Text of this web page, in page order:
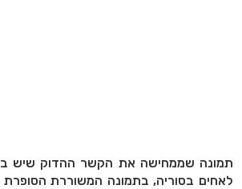
תמונה שממחישה את הקשר ההדוק שיש
לאחים בסוריה, בתמונה המשוררת הסופרת